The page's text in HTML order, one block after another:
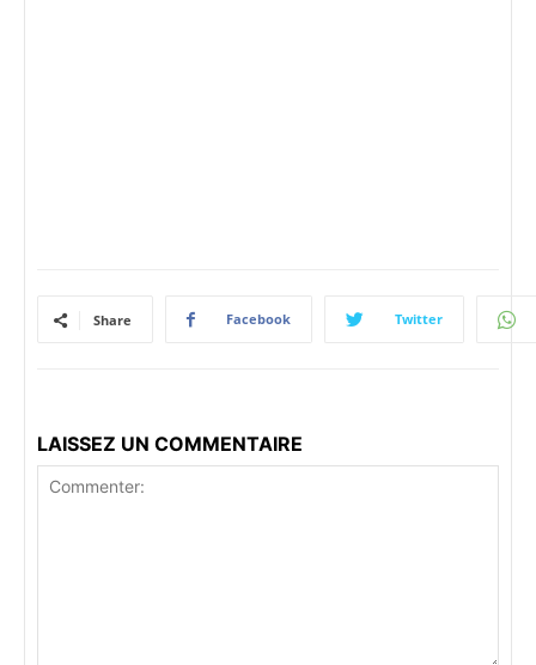
Share Facebook Twitter
LAISSEZ UN COMMENTAIRE